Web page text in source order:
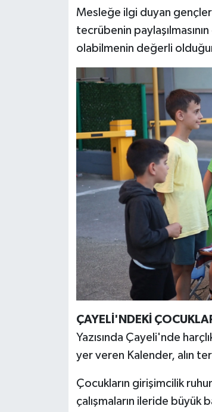
Mesleğe ilgi duyan
tecrübenin
olabilmenin değerli
ÇAYELİ'NDEKİ
Yazısında Çayeli'nde
yer veren Kalender, alın
Çocukların girişimcilik
çalışmaların ileride